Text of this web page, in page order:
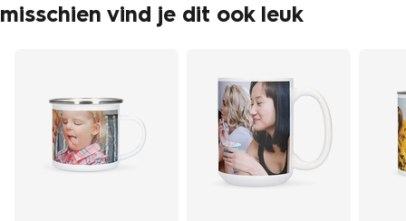
misschien vind je dit ook leuk